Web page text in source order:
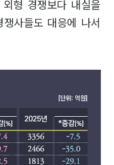
형 경쟁보다 내실을
사들도 대응에 나서